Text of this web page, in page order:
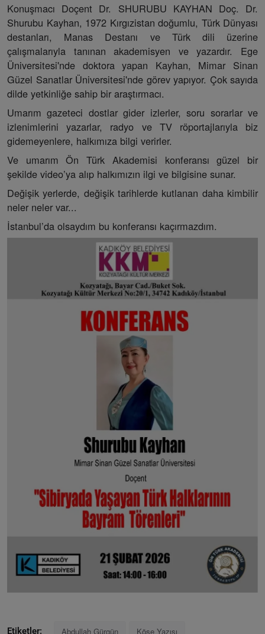
Konuşmacı Doçent Dr. SHURUBU KAYHAN Doç. Dr.
Shurubu Kayhan, 1972 Kırgızistan doğumlu, Türk Dünyası
destanları, Manas Destanı ve Türk dili üzerine
çalışmalarıyla tanınan akademisyen ve yazardır. Ege
Üniversitesi'nde doktora yapan Kayhan, Mimar Sinan
Güzel Sanatlar Üniversitesi'nde görev yapıyor. Çok sayıda
dilde yetkinliğe sahip bir araştırmacı.
Umarım gazeteci dostlar gider izlerler, soru sorarlar ve
izlenimlerini yazarlar, radyo ve TV röportajlarıyla biz
gidemeyenlere, halkımıza bilgi verirler.
Ve umarım Ön Türk Akademisi konferansı güzel bir
şekilde video’ya alıp halkımızın ilgi ve bilgisine sunar.
Değişik yerlerde, değişik tarihlerde kutlanan daha kimbilir
neler neler var...
İstanbul’da olsaydım bu konferansı kaçırmazdım.
Etiketler: Abdullah Gürgün Köşe Yazısı